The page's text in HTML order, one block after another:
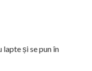
și se pun în